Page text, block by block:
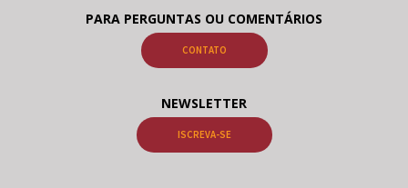
PARA PERGUNTAS OU COMENTÁRIOS
CONTATO
NEWSLETTER
ISCREVA-SE